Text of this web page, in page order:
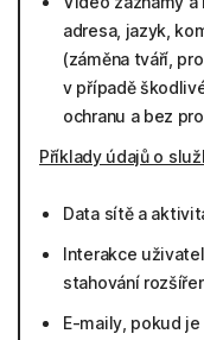
adresa, jazyk,
(záměna tváří,
v případě
ochranu a bez
Příklady údajů o
Data sítě a
Interakce
stahování
E-maily, pokud